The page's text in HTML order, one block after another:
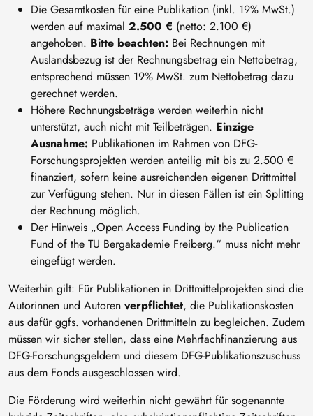
Die Gesamtkosten für eine Publikation (inkl. 19% MwSt.)
werden auf maximal 2.500 € (netto: 2.100 €)
angehoben. Bitte beachten: Bei Rechnungen mit
Auslandsbezug ist der Rechnungsbetrag ein Nettobetrag,
entsprechend müssen 19% MwSt. zum Nettobetrag dazu
gerechnet werden.
Höhere Rechnungsbeträge werden weiterhin nicht
unterstützt, auch nicht mit Teilbeträgen. Einzige
Ausnahme: Publikationen im Rahmen von DFG-
Forschungsprojekten werden anteilig mit bis zu 2.500 €
finanziert, sofern keine ausreichenden eigenen Drittmittel
zur Verfügung stehen. Nur in diesen Fällen ist ein Splitting
der Rechnung möglich.
Der Hinweis „Open Access Funding by the Publication
Fund of the TU Bergakademie Freiberg.“ muss nicht mehr
eingefügt werden.
Weiterhin gilt: Für Publikationen in Drittmittelprojekten sind die
Autorinnen und Autoren verpflichtet, die Publikationskosten
aus dafür ggfs. vorhandenen Drittmitteln zu begleichen. Zudem
müssen wir sicher stellen, dass eine Mehrfachfinanzierung aus
DFG-Forschungsgeldern und diesem DFG-Publikationszuschuss
aus dem Fonds ausgeschlossen wird.
Die Förderung wird weiterhin nicht gewährt für sogenannte